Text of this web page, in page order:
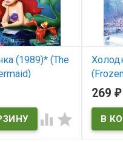
(1989)* (The
 
В
Frozen
269 ₽